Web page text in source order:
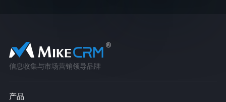
信息收集与市场营销领导品牌
产品